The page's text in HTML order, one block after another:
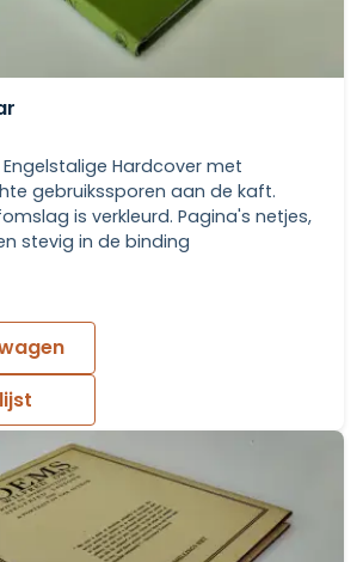
Hardcover met
gebruikssporen aan de kaft.
is verkleurd. Pagina's netjes,
stevig in de binding